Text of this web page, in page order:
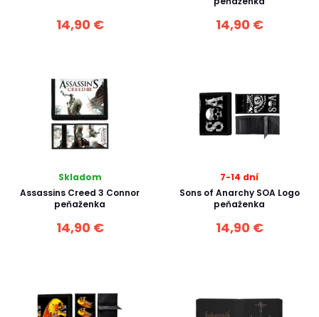
14,90 € 14,90 €
Skladom
Assassins Creed 3 Connor
peňaženka
14,90 €
7-14 dní
Sons of Anarchy SOA Logo
peňaženka
14,90 €